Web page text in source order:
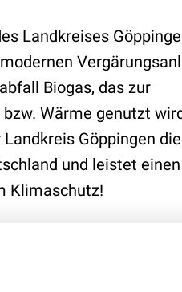
Landkreises
Biogas, das zur
Wärme genutzt
Göppingen die
und leistet einen
Klimaschutz!